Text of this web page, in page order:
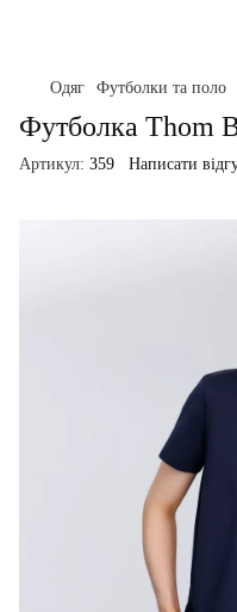
Одяг Футболки та поло
Футболка Thom
Артикул: 359 Написати